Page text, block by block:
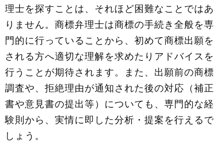
理士を探すことは、それほど困難なことではあ
りません。商標弁理士は商標の手続き全般を専
門的に行っていることから、初めて商標出願を
される方へ適切な理解を求めたりアドバイスを
行うことが期待されます。また、出願前の商標
調査や、拒絶理由が通知された後の対応（補正
書や意見書の提出等）についても、専門的な経
験則から、実情に即した分析・提案を行えるで
しょう。